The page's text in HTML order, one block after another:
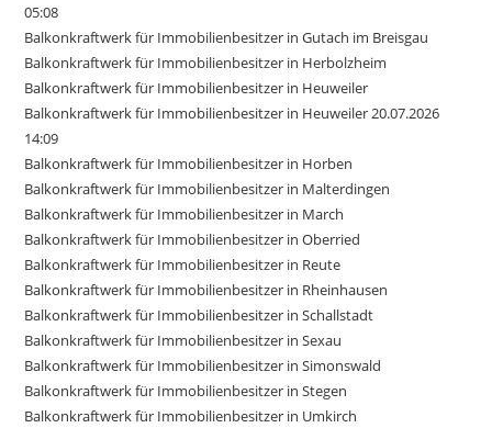
05:08
Balkonkraftwerk für Immobilienbesitzer in Gutach im Breisgau
Balkonkraftwerk für Immobilienbesitzer in Herbolzheim
Balkonkraftwerk für Immobilienbesitzer in Heuweiler
Balkonkraftwerk für Immobilienbesitzer in Heuweiler 20.07.2026
14:09
Balkonkraftwerk für Immobilienbesitzer in Horben
Balkonkraftwerk für Immobilienbesitzer in Malterdingen
Balkonkraftwerk für Immobilienbesitzer in March
Balkonkraftwerk für Immobilienbesitzer in Oberried
Balkonkraftwerk für Immobilienbesitzer in Reute
Balkonkraftwerk für Immobilienbesitzer in Rheinhausen
Balkonkraftwerk für Immobilienbesitzer in Schallstadt
Balkonkraftwerk für Immobilienbesitzer in Sexau
Balkonkraftwerk für Immobilienbesitzer in Simonswald
Balkonkraftwerk für Immobilienbesitzer in Stegen
Balkonkraftwerk für Immobilienbesitzer in Umkirch